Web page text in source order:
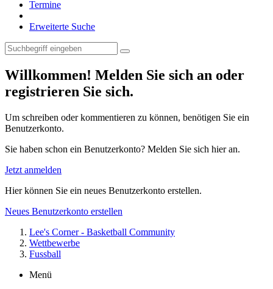
Termine
Erweiterte Suche
Willkommen! Melden Sie sich an oder
registrieren Sie sich.
Um schreiben oder kommentieren zu können, benötigen Sie ein
Benutzerkonto.
Sie haben schon ein Benutzerkonto? Melden Sie sich hier an.
Jetzt anmelden
Hier können Sie ein neues Benutzerkonto erstellen.
Neues Benutzerkonto erstellen
Lee's Corner - Basketball Community
Wettbewerbe
Fussball
Menü